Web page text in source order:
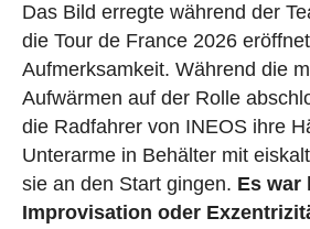
Das Bild erregte während der
die Tour de France 2026
Aufmerksamkeit. Während die
Aufwärmen auf der Rolle
die Radfahrer von INEOS ihre
Unterarme in Behälter mit
sie an den Start gingen. Es war
Improvisation oder